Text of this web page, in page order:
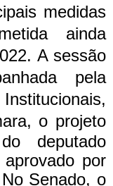
medidas
ainda
A sessão
pela
o projeto
deputado
por
Senado, o